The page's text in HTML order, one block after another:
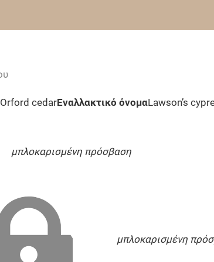
cedarΕναλλακτικό όνομαLawson’s
μπλοκαρισμένη πρόσβαση
μπλοκαρισμένη